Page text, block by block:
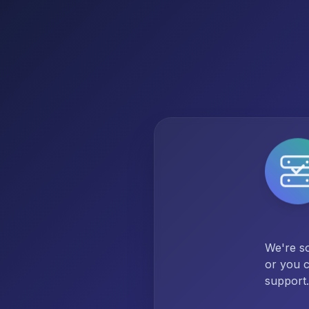
We're
or you
support.